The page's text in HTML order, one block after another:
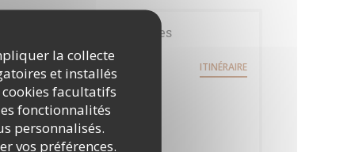
la collecte
et installés
facultatifs
fonctionnalités
personnalisés.
vos préférences.
Infos pratiques
200 avenue des Etats-Unis
31200 Toulouse((ouvre une nouvelle fenêtre))ITINÉRAIRE
Métro
LA VACHE
Parking